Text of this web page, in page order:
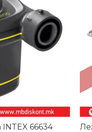
66634